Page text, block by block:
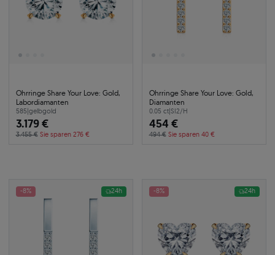
Ohrringe Share Your Love: Gold,
Labordiamanten
585|gelbgold
3.179 €
3.455 € Sie sparen 276 €
Ohrringe Share Your Love: Gold,
Diamanten
0.05 ct|SI2/H
454 €
494 € Sie sparen 40 €
-8% 24h -8% 24h